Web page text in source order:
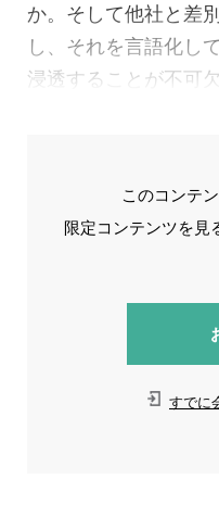
か。そして他社と差
し、それを言語化し
浸透することが不可欠
このコンテ
限定コンテンツを見
すでに